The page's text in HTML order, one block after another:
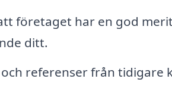
företaget har en god
ditt.
referenser från tidigare